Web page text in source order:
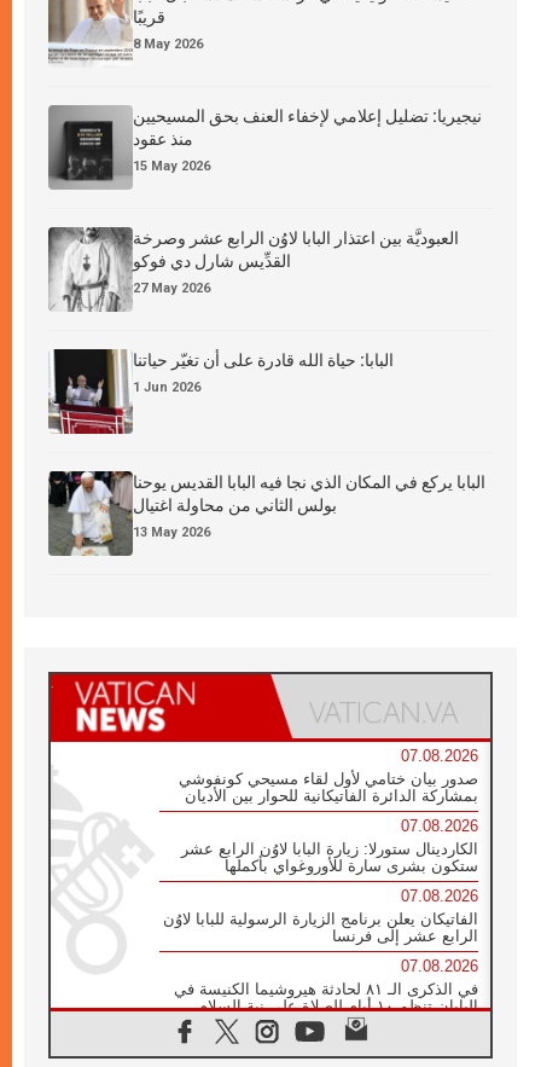
قريبًا
8 May 2026
نيجيريا: تضليل إعلامي لإخفاء العنف بحق المسيحيين
منذ عقود
15 May 2026
العبوديَّة بين اعتذار البابا لاوُن الرابع عشر وصرخة
القدِّيس شارل دي فوكو
27 May 2026
البابا: حياة الله قادرة على أن تغيّر حياتنا
1 Jun 2026
البابا يركع في المكان الذي نجا فيه البابا القديس يوحنا
بولس الثاني من محاولة اغتيال
13 May 2026
07.08.2026
صدور بيان ختامي لأول لقاء مسيحي كونفوشي
بمشاركة الدائرة الفاتيكانية للحوار بين الأديان
07.08.2026
الكاردينال ستورلا: زيارة البابا لاوُن الرابع عشر
ستكون بشرى سارة للأوروغواي بأكملها
07.08.2026
الفاتيكان يعلن برنامج الزيارة الرسولية للبابا لاوُن
الرابع عشر إلى فرنسا
07.08.2026
في الذكرى الـ ٨١ لحادثة هيروشيما الكنيسة في
اليابان تنظم ١٠ أيام للصلاة على نية السلام
الكنيسة في الأوروغواي: زيارة البابا ستعزز